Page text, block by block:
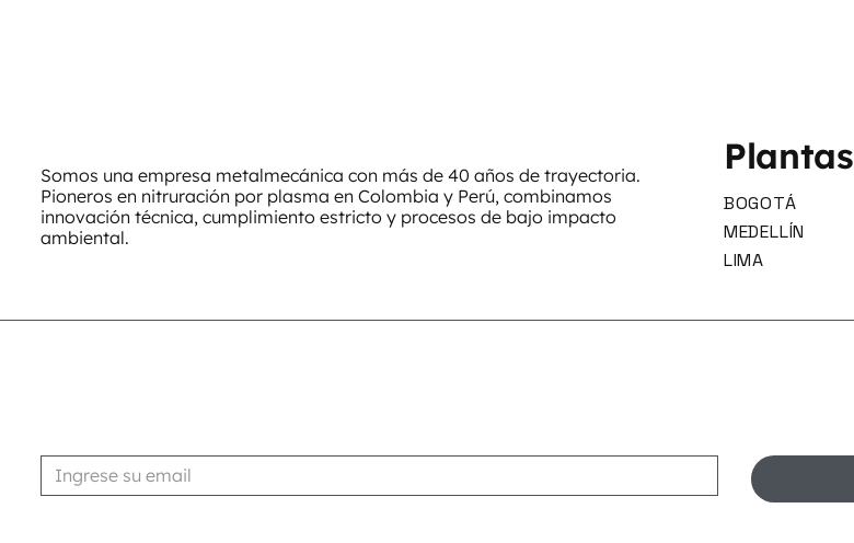
Somos una empresa metalmecánica con más de 40 años de trayectoria.
Pioneros en nitruración por plasma en Colombia y Perú, combinamos
innovación técnica, cumplimiento estricto y procesos de bajo impacto
ambiental.
Plantas
BOGOTÁ
MEDELLÍN
LIMA